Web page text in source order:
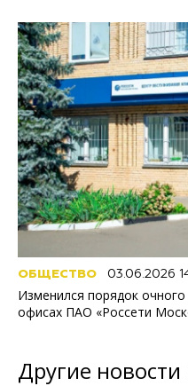
ОБЩЕСТВО 03.06.2026
Изменился порядок
офисах ПАО «Россети
Другие